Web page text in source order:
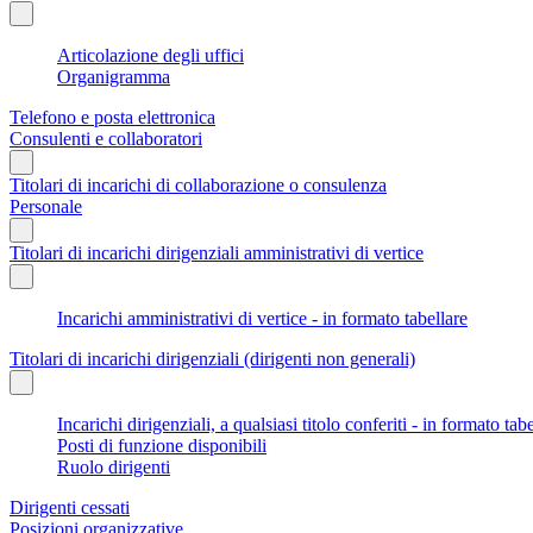
Articolazione degli uffici
Organigramma
Telefono e posta elettronica
Consulenti e collaboratori
Titolari di incarichi di collaborazione o consulenza
Personale
Titolari di incarichi dirigenziali amministrativi di vertice
Incarichi amministrativi di vertice - in formato tabellare
Titolari di incarichi dirigenziali (dirigenti non generali)
Incarichi dirigenziali, a qualsiasi titolo conferiti - in formato
Posti di funzione disponibili
Ruolo dirigenti
Dirigenti cessati
Posizioni organizzative